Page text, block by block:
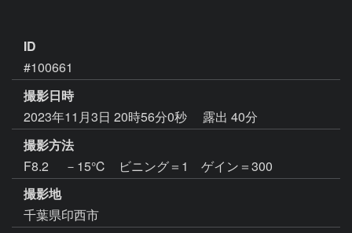
ID
#100661
撮影日時
2023年11月3日 20時56分0秒
露出 40分
撮影方法
F8.2 －15℃ ビニング＝1 ゲイン＝300
撮影地
千葉県印西市